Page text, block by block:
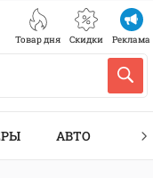
Товар дня Скидки Реклама
АВТО